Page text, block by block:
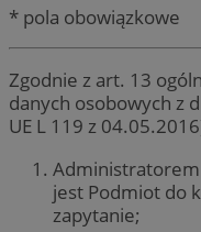
* pola obowiązkowe
Zgodnie z art. 13
danych osobowych z
UE L 119 z
Administratorem
jest Podmiot do
zapytanie;